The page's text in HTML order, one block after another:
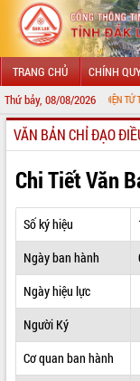
TRANG CHỦ CHÍNH
Thứ bảy, 08/08/2026
THÔNG TIN ĐIỆN TỬ TỈNH ĐẮK LẮK
GIỚI THIỆU
LÃNH ĐẠO UBND TỈNH
TIN TỨC SỰ KIỆN
SỞ, BAN, NGÀNH
THÔNG TIN CHỈ ĐẠO ĐIỀU
HỆ THỐNG VĂN BẢN
VĂN BẢN CHỈ ĐẠO
Chi Tiết Văn
Số ký hiệu
Ngày ban hành
Ngày hiệu lực
Người Ký
Cơ quan ban hành